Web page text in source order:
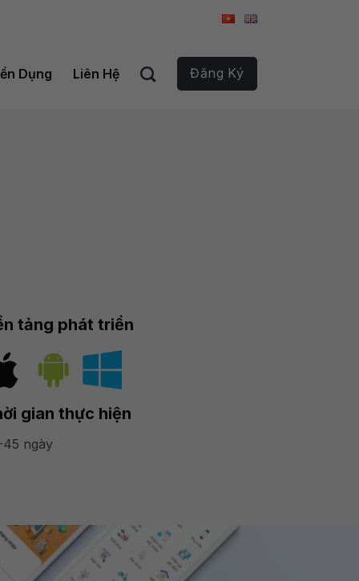
Dụng Liên Hệ Đăng Ký
tảng phát triển
gian thực hiện
ngày